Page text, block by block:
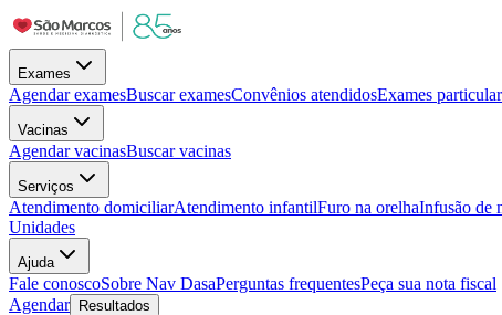
Exames
Agendar examesBuscar examesConvênios atendidosExames
Vacinas
Agendar vacinasBuscar vacinas
Serviços
Atendimento domiciliarAtendimento infantilFuro na orelhaInfusão de
Unidades
Ajuda
Fale conoscoSobre Nav DasaPerguntas frequentesPeça sua nota fiscal
Agendar
Resultados